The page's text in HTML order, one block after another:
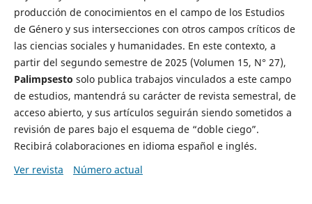
producción de conocimientos en el campo de los Estudios
de Género y sus intersecciones con otros campos críticos de
las ciencias sociales y humanidades. En este contexto, a
partir del segundo semestre de 2025 (Volumen 15, N° 27),
Palimpsesto solo publica trabajos vinculados a este campo
de estudios, mantendrá su carácter de revista semestral, de
acceso abierto, y sus artículos seguirán siendo sometidos a
revisión de pares bajo el esquema de “doble ciego”.
Recibirá colaboraciones en idioma español e inglés.
Ver revista
Número actual